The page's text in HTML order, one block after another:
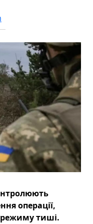
операції,
тиші.